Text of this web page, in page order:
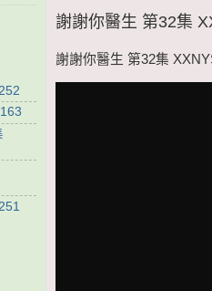
謝謝你醫生 第32集
謝謝你醫生 第32集